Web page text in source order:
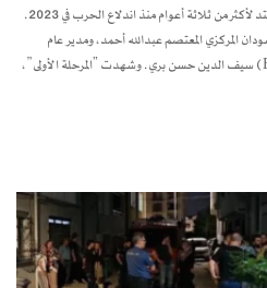
تشغيل خدمات المحول القومي بعد توقف امتد لأكثر من ثلاثة أعوام منذ اندلاع الحرب في 2023.
المركزي المعتصم عبدالله أحمد، ومدير عام
شركة الخدمات المصرفية الإلكترونية (EBS) سيف الدين حسن بري. وشهدت “المرحلة الأولى”،